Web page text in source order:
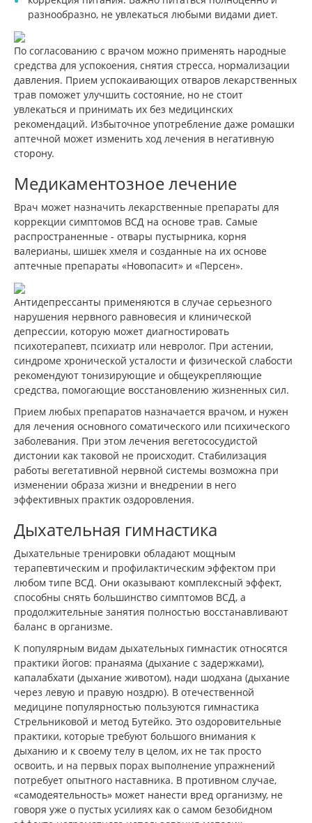
разнообразно, не увлекаться любыми видами диет.
По согласованию с врачом можно применять народные
средства для успокоения, снятия стресса, нормализации
давления. Прием успокаивающих отваров лекарственных
трав поможет улучшить состояние, но не стоит
увлекаться и принимать их без медицинских
рекомендаций. Избыточное употребление даже ромашки
аптечной может изменить ход лечения в негативную
сторону.
Медикаментозное лечение
Врач может назначить лекарственные препараты для
коррекции симптомов ВСД на основе трав. Самые
распространенные - отвары пустырника, корня
валерианы, шишек хмеля и созданные на их основе
аптечные препараты «Новопасит» и «Персен».
Антидепрессанты применяются в случае серьезного
нарушения нервного равновесия и клинической
депрессии, которую может диагностировать
психотерапевт, психиатр или невролог. При астении,
синдроме хронической усталости и физической слабости
рекомендуют тонизирующие и общеукрепляющие
средства, помогающие восстановлению жизненных сил.
Прием любых препаратов назначается врачом, и нужен
для лечения основного соматического или психического
заболевания. При этом лечения вегетососудистой
дистонии как таковой не происходит. Стабилизация
работы вегетативной нервной системы возможна при
изменении образа жизни и внедрении в него
эффективных практик оздоровления.
Дыхательная гимнастика
Дыхательные тренировки обладают мощным
терапевтическим и профилактическим эффектом при
любом типе ВСД. Они оказывают комплексный эффект,
способны снять большинство симптомов ВСД, а
продолжительные занятия полностью восстанавливают
баланс в организме.
К популярным видам дыхательных гимнастик относятся
практики йогов: пранаяма (дыхание с задержками),
капалабхати (дыхание животом), нади шодхана (дыхание
через левую и правую ноздрю). В отечественной
медицине популярностью пользуются гимнастика
Стрельниковой и метод Бутейко. Это оздоровительные
практики, которые требуют большого внимания к
дыханию и к своему телу в целом, их не так просто
освоить, и на первых порах выполнение упражнений
потребует опытного наставника. В противном случае,
«самодеятельность» может нанести вред организму, не
говоря уже о пустых усилиях как о самом безобидном